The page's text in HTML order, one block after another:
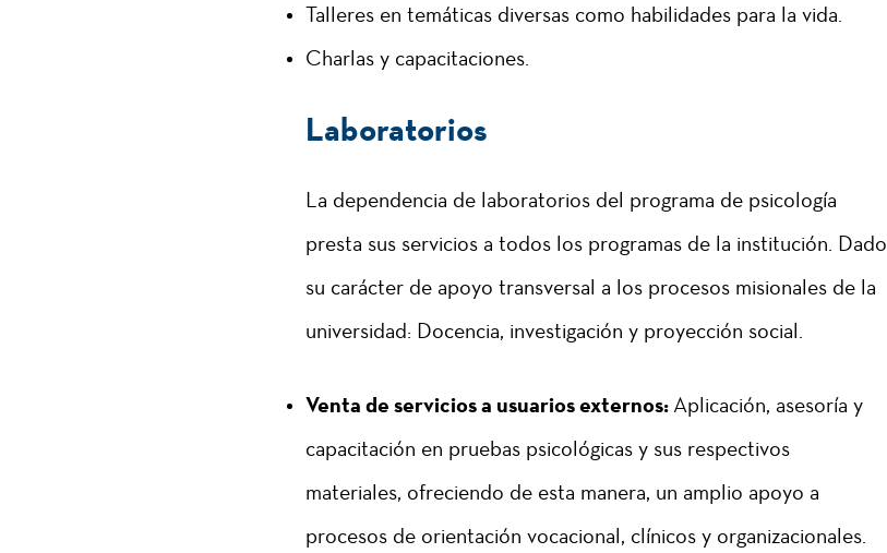
Talleres en temáticas diversas como habilidades para la vida.
Charlas y capacitaciones.
Laboratorios
La dependencia de laboratorios del programa de psicología
presta sus servicios a todos los programas de la institución. Dado
su carácter de apoyo transversal a los procesos misionales de la
universidad: Docencia, investigación y proyección social.
Venta de servicios a usuarios externos: Aplicación, asesoría y
capacitación en pruebas psicológicas y sus respectivos
materiales, ofreciendo de esta manera, un amplio apoyo a
procesos de orientación vocacional, clínicos y organizacionales.